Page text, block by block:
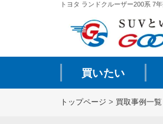
トヨタ ランドクルーザー200系 7
買いたい
トップページ > 買取事例一覧